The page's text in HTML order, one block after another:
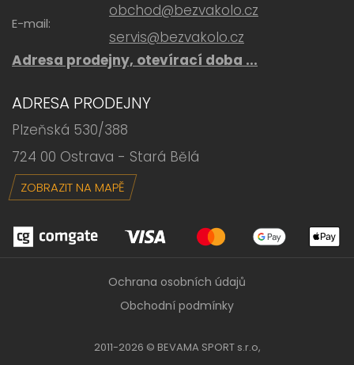
E-mail:
obchod@bezvakolo.cz
servis@bezvakolo.cz
Adresa prodejny, otevírací doba ...
ADRESA PRODEJNY
Plzeňská 530/388
724 00 Ostrava - Stará Bělá
ZOBRAZIT NA MAPĚ
2011-2026 © BEVAMA SPORT s.r.o,
Ochrana osobních údajů
Obchodní podmínky